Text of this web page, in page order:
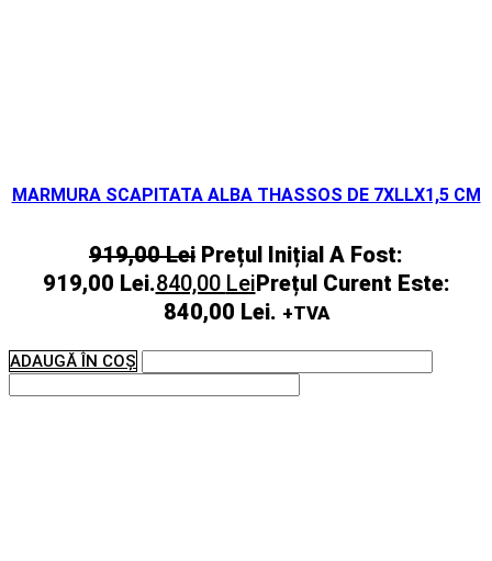
MARMURA SCAPITATA ALBA THASSOS DE 7XLLX1,5 CM
919,00Lei Prețul Inițial A Fost:
919,00 Lei.840,00 LeiPrețul Curent Este:
840,00 Lei. +TVA
ADAUGĂ ÎN COȘ